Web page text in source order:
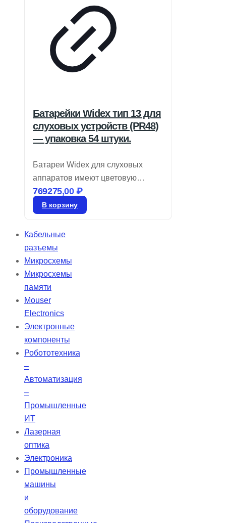
Батарейки Widex тип 13 для
слуховых устройств (PR48)
— упаковка 54 штуки.
Батареи Widex для слуховых
аппаратов имеют цветовую
кодировку, обозначающую размер,
и представляют собой воздушно-
запечатанном виде до момента
769275,00₽
В корзину
Кабельные
разъемы
Микросхемы
Микросхемы
памяти
Mouser
Electronics
Электронные
компоненты
Робототехника
–
Автоматизация
–
Промышленные
ИТ
Лазерная
оптика
Электроника
Промышленные
машины
и
оборудование